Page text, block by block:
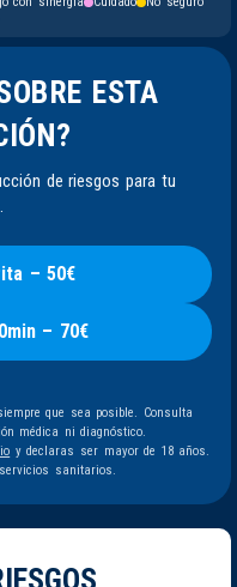
ESTA
de riesgos para tu
– 50€
– 70€
que sea posible. Consulta
médica ni diagnóstico.
y declaras ser mayor de 18 años.
sanitarios.